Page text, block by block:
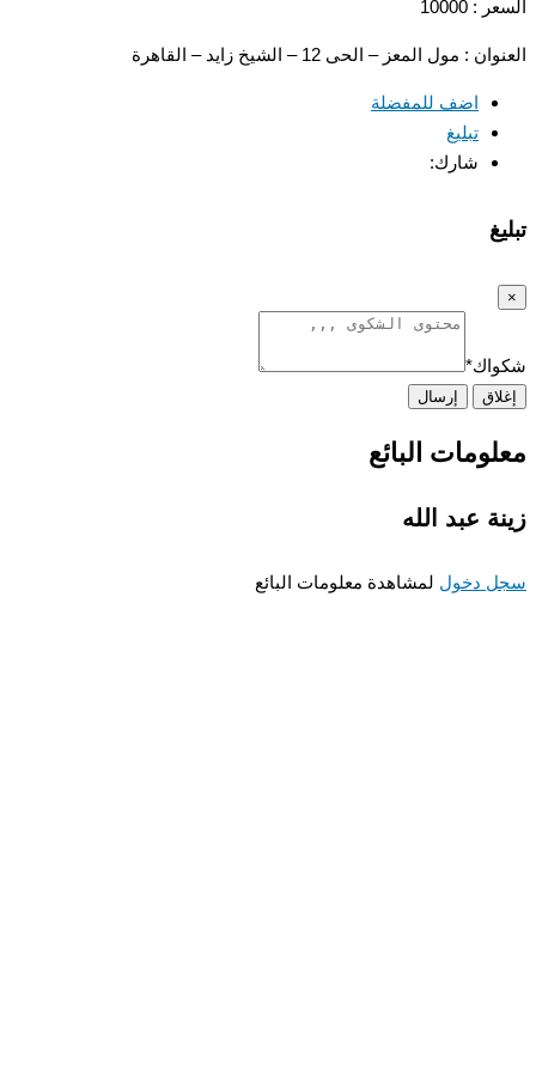
10000
مول المعز – الحى 12 – الشيخ زايد – القاهرة
اضف للمفضلة
تبليغ
شارك:
*
إرسال
البائع
عبد الله
دخوللمشاهدة معلومات البائع